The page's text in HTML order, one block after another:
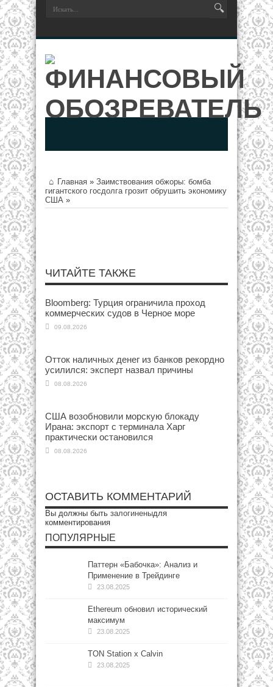
Главная » Заимствования обжоры: бомба
гигантского госдолга грозит обрушить экономику
США »
ЧИТАЙТЕ ТАКЖЕ
Bloomberg: Турция ограничила проход
коммерческих судов в Черное море
09.08.2026
Отток наличных денег из банков рекордно
усилился: эксперт назвал причины
08.08.2026
США возобновили морскую блокаду
Ирана: экспорт с терминала Харг
практически остановился
08.08.2026
ОСТАВИТЬ КОММЕНТАРИЙ
Вы должны быть залогиненыдля
комментирования
ПОПУЛЯРНЫЕ
Паттерн «Бабочка»: Анализ и
Применение в Трейдинге
23.08.2025
Ethereum обновил исторический
максимум
23.08.2025
TON Station x Calvin
23.08.2025